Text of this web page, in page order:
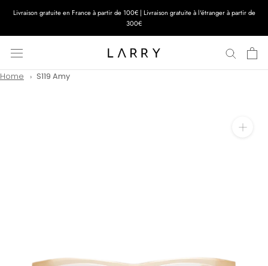
contenu
Livraison gratuite en France à partir de 100€ | Livraison gratuite à l'étranger à partir de
300€
Home S119 Amy